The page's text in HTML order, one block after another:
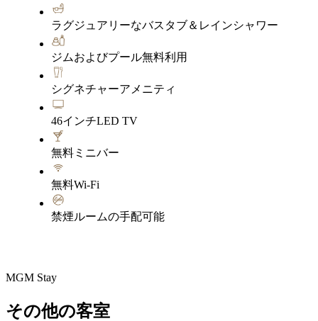
ラグジュアリーなバスタブ＆レインシャワー
ジムおよびプール無料利用
シグネチャーアメニティ
46インチLED TV
無料ミニバー
無料Wi-Fi
禁煙ルームの手配可能
MGM Stay
その他の客室